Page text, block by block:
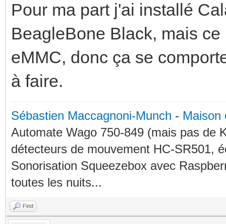
Pour ma part j'ai installé
BeagleBone Black, mais
eMMC, donc ça se
à faire.
Sébastien Maccagnoni-Munch - Maison
Automate Wago 750-849 (mais pas de
détecteurs de mouvement HC-SR501,
Sonorisation Squeezebox avec
toutes les nuits...
Find